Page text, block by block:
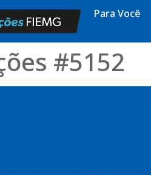
Para Você
#5152